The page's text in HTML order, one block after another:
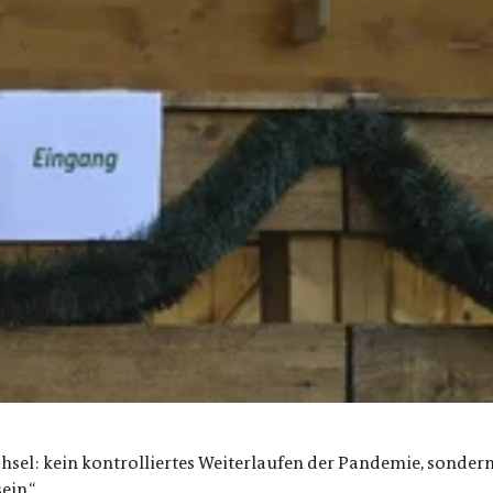
kein kontrolliertes Weiterlaufen der Pandemie,